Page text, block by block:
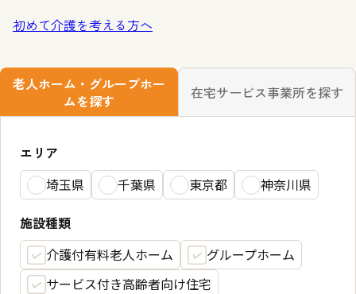
初めて介護を考える方へ
老人ホーム・グループホー
ムを探す
在宅サービス事業所を探す
エリア
埼玉県
千葉県 東京都
神奈川県
施設種類
介護付有料老人ホーム
グループホーム
サービス付き高齢者向け住宅